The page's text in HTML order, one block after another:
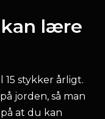
kan lære
15 stykker årligt.
jorden, så man
at du kan